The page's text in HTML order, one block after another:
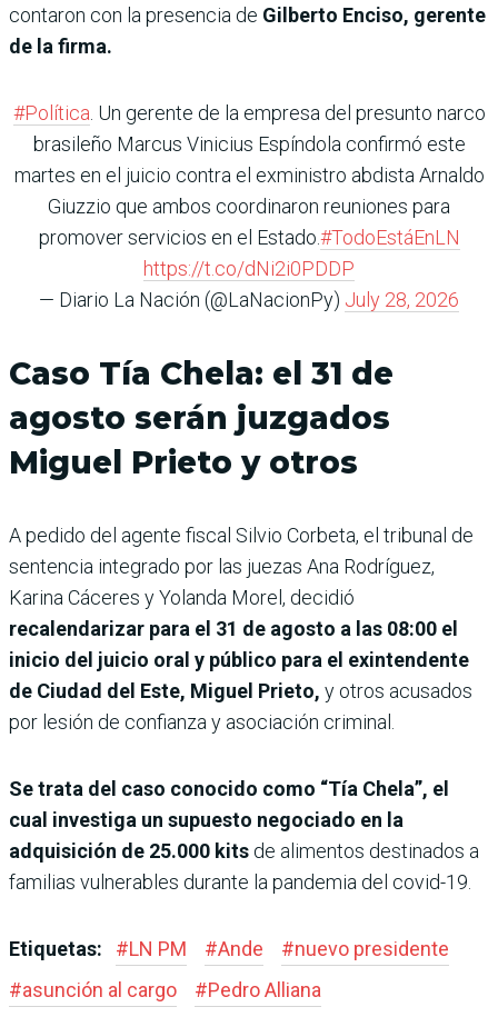
contaron con la presencia de Gilberto Enciso, gerente
de la firma.
#Política. Un gerente de la empresa del presunto narco
brasileño Marcus Vinicius Espíndola confirmó este
martes en el juicio contra el exministro abdista Arnaldo
Giuzzio que ambos coordinaron reuniones para
promover servicios en el Estado.#TodoEstáEnLN
https://t.co/dNi2i0PDDP
— Diario La Nación (@LaNacionPy) July 28, 2026
Caso Tía Chela: el 31 de
agosto serán juzgados
Miguel Prieto y otros
A pedido del agente fiscal Silvio Corbeta, el tribunal de
sentencia integrado por las juezas Ana Rodríguez,
Karina Cáceres y Yolanda Morel, decidió
recalendarizar para el 31 de agosto a las 08:00 el
inicio del juicio oral y público para el exintendente
de Ciudad del Este, Miguel Prieto, y otros acusados
por lesión de confianza y asociación criminal.
Se trata del caso conocido como “Tía Chela”, el
cual investiga un supuesto negociado en la
adquisición de 25.000 kits de alimentos destinados a
familias vulnerables durante la pandemia del covid-19.
Etiquetas: #LN PM #Ande #nuevo presidente
#asunción al cargo #Pedro Alliana